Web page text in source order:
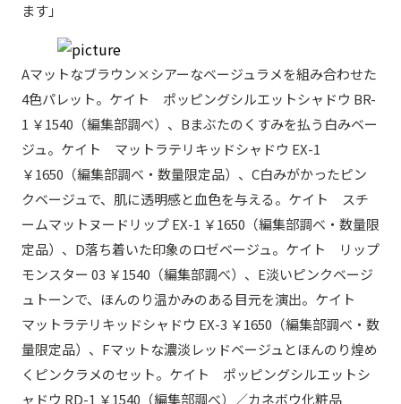
ます」
Aマットなブラウン×シアーなベージュラメを組み合わせた
4色パレット。ケイト ポッピングシルエットシャドウ BR-
1 ￥1540（編集部調べ）、Bまぶたのくすみを払う白みベー
ジュ。ケイト マットラテリキッドシャドウ EX-1
￥1650（編集部調べ・数量限定品）、C白みがかったピン
クベージュで、肌に透明感と血色を与える。ケイト スチ
ームマットヌードリップ EX-1 ￥1650（編集部調べ・数量限
定品）、D落ち着いた印象のロゼベージュ。ケイト リップ
モンスター 03 ￥1540（編集部調べ）、E淡いピンクベージ
ュトーンで、ほんのり温かみのある目元を演出。ケイト
マットラテリキッドシャドウ EX-3 ￥1650（編集部調べ・数
量限定品）、Fマットな濃淡レッドベージュとほんのり煌め
くピンクラメのセット。ケイト ポッピングシルエットシ
ャドウ RD-1 ￥1540（編集部調べ）／カネボウ化粧品